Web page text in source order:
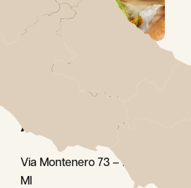
Milano
Montenero –
Assaje To Go
Via Montenero 73 – Milano
MI